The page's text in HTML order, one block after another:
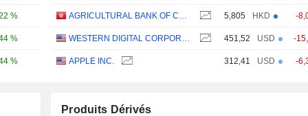
%
%
%
AGRICULTURAL BANK OF CHINA LIMITED 5,805 HKD -
WESTERN DIGITAL CORPORATION 451,52 USD -
APPLE INC. 312,41 USD -
Produits Dérivés